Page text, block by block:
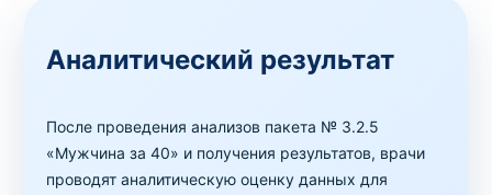
Аналитический результат
После проведения анализов пакета № 3.2.5
«Мужчина за 40» и получения результатов, врачи
проводят аналитическую оценку данных для